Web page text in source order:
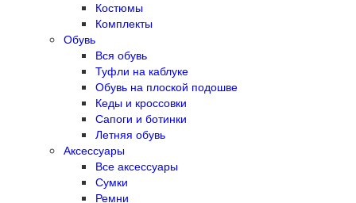
Костюмы
Комплекты
Обувь
Вся обувь
Туфли на каблуке
Обувь на плоской подошве
Кеды и кроссовки
Сапоги и ботинки
Летняя обувь
Аксессуары
Все аксессуары
Сумки
Ремни